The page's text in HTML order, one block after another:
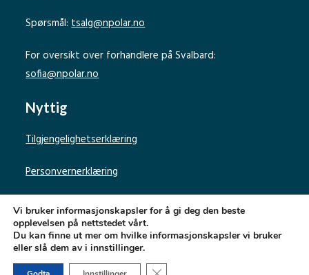
Spørsmål:tsalg@npolar.no
For oversikt over forhandlere på Svalbard:
sofia@npolar.no
Nyttig
Tilgjengelighetserklæring
Personvernerklæring
Norsk Polarinstitutt
Vi bruker informasjonskapsler for å gi deg den beste
opplevelsen på nettstedet vårt.
Du kan finne ut mer om hvilke informasjonskapsler vi bruker
eller slå dem av i innstillinger.
Lukk GDPR Infokapsel-banner